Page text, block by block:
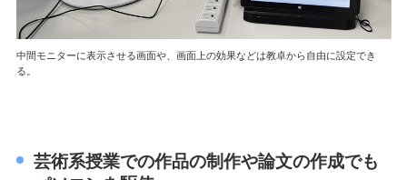
中間モニターに表示させる画面や、画面上の効果などは教卓から自由に設定でき
る。
芸術系授業での作品の制作や論文の作成でも